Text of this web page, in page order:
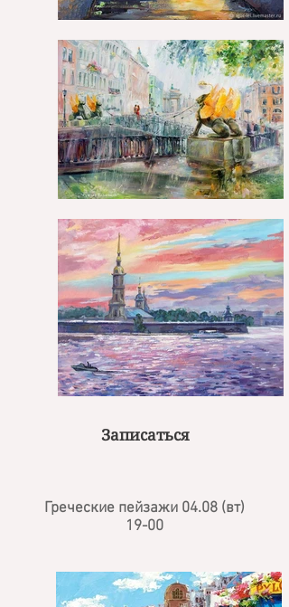
Записаться
Греческие пейзажи 04.08 (вт)
19-00